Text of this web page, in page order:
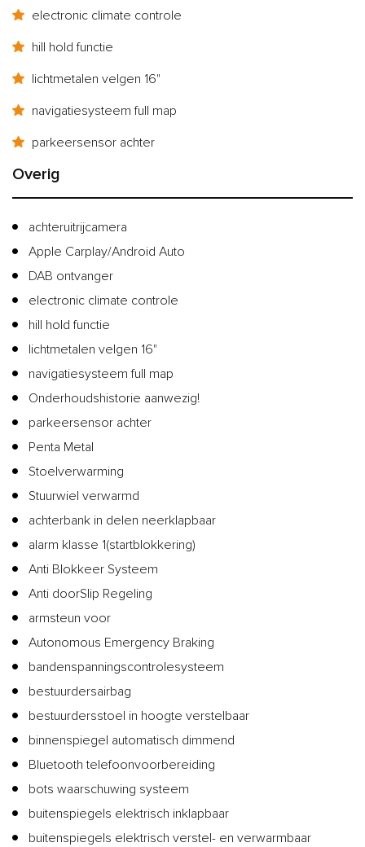
electronic climate controle
hill hold functie
lichtmetalen velgen 16"
navigatiesysteem full map
parkeersensor achter
Overig
achteruitrijcamera
Apple Carplay/Android Auto
DAB ontvanger
electronic climate controle
hill hold functie
lichtmetalen velgen 16"
navigatiesysteem full map
Onderhoudshistorie aanwezig!
parkeersensor achter
Penta Metal
Stoelverwarming
Stuurwiel verwarmd
achterbank in delen neerklapbaar
alarm klasse 1(startblokkering)
Anti Blokkeer Systeem
Anti doorSlip Regeling
armsteun voor
Autonomous Emergency Braking
bandenspanningscontrolesysteem
bestuurdersairbag
bestuurdersstoel in hoogte verstelbaar
binnenspiegel automatisch dimmend
Bluetooth telefoonvoorbereiding
bots waarschuwing systeem
buitenspiegels elektrisch inklapbaar
buitenspiegels elektrisch verstel- en verwarmbaar